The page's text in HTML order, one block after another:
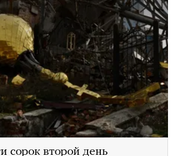
сорок второй день